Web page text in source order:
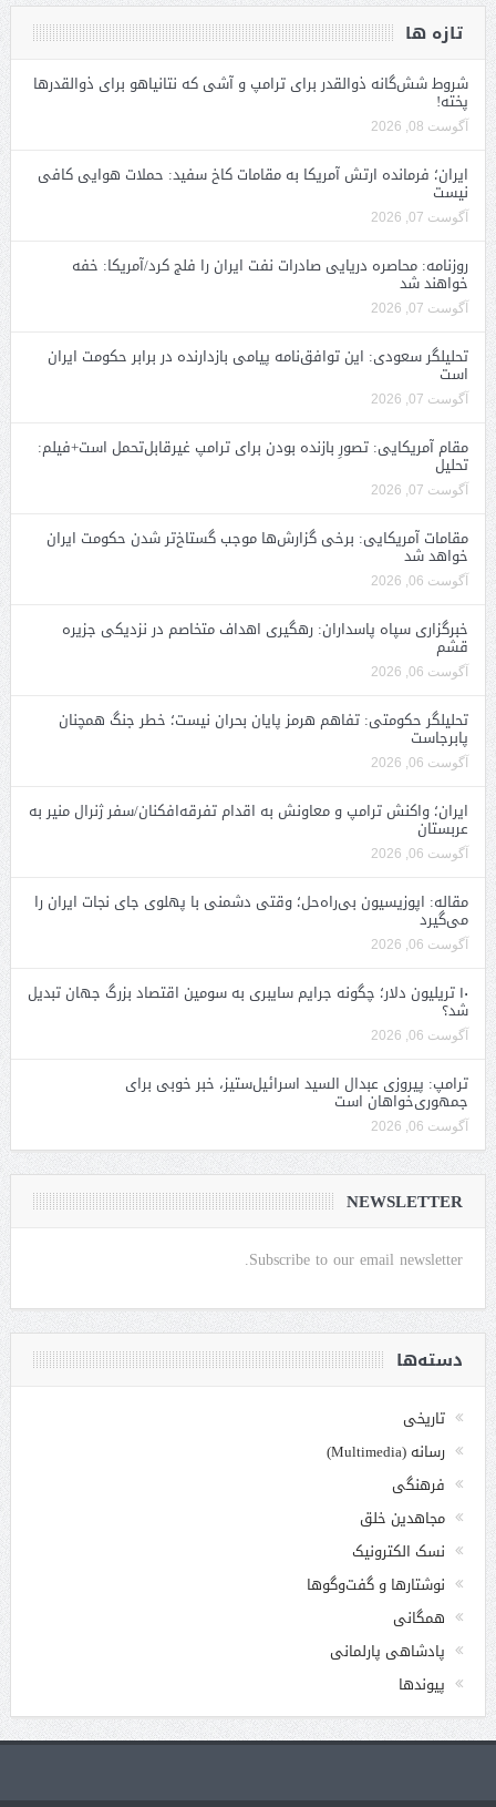
تازه ها
شروط شش‌گانه ذوالقدر برای ترامپ و آشی که نتانیاهو برای ذوالقدرها
پخته!
آگوست 08, 2026
ایران؛ فرمانده ارتش آمریکا به مقامات کاخ سفید: حملات هوایی کافی
نیست
آگوست 07, 2026
روزنامه: محاصره دریایی صادرات نفت ایران را فلج کرد/آمریکا: خفه
خواهند شد
آگوست 07, 2026
تحلیلگر سعودی: این توافق‌نامه پیامی بازدارنده در برابر حکومت ایران
است
آگوست 07, 2026
مقام آمریکایی: تصورِ بازنده بودن برای ترامپ غیرقابل‌تحمل است+فیلم:
تحلیل
آگوست 07, 2026
مقامات آمریکایی: برخی گزارش‌ها موجب گستاخ‌تر شدن حکومت ایران
خواهد شد
آگوست 06, 2026
خبرگزاری سپاه پاسداران: رهگیری اهداف متخاصم در نزدیکی جزیره
قشم
آگوست 06, 2026
تحلیلگر حکومتی: تفاهم هرمز پایان بحران نیست؛ خطر جنگ همچنان
پابرجاست
آگوست 06, 2026
ایران؛ واکنش ترامپ و معاونش به اقدام تفرقه‌افکنان/سفر ژنرال منیر به
عربستان
آگوست 06, 2026
مقاله: اپوزیسیون بی‌راه‌حل؛ وقتی دشمنی با پهلوی جای نجات ایران را
می‌گیرد
آگوست 06, 2026
۱۰ تریلیون دلار؛ چگونه جرایم سایبری به سومین اقتصاد بزرگ جهان تبدیل
شد؟
آگوست 06, 2026
ترامپ: پیروزی عبدال السید اسرائیل‌ستیز، خبر خوبی برای
جمهوری‌خواهان است
آگوست 06, 2026
NEWSLETTER
Subscribe to our email newsletter.
دسته‌ها
تاریخی
رسانه (Multimedia)
فرهنگی
مجاهدین خلق
نسک الکترونیک
نوشتارها و گفت‌وگوها
همگانی
پادشاهی پارلمانی
پیوندها